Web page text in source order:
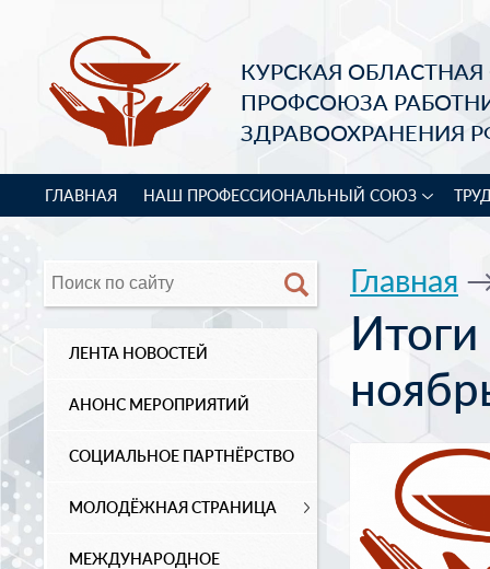
КУРСКАЯ
ПРОФСОЮЗА
ЗДРАВООХРАНЕНИЯ
ГЛАВНАЯ НАШ ПРОФЕССИОНАЛЬНЫЙ СОЮЗ
ЛЕНТА НОВОСТЕЙ
АНОНС МЕРОПРИЯТИЙ
СОЦИАЛЬНОЕ ПАРТНЁРСТВО
МОЛОДЁЖНАЯ СТРАНИЦА
МЕЖДУНАРОДНОЕ
Главная